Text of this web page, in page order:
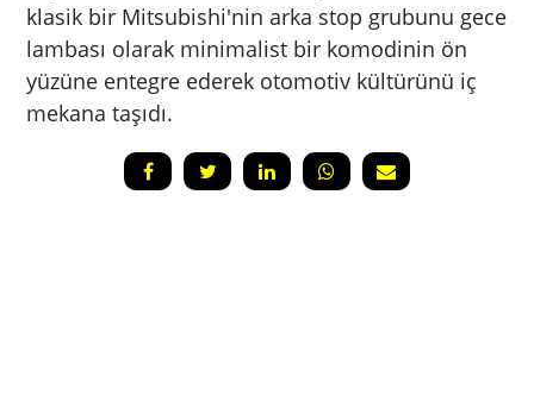
klasik bir Mitsubishi'nin arka stop grubunu gece
lambası olarak minimalist bir komodinin ön
yüzüne entegre ederek otomotiv kültürünü iç
mekana taşıdı.